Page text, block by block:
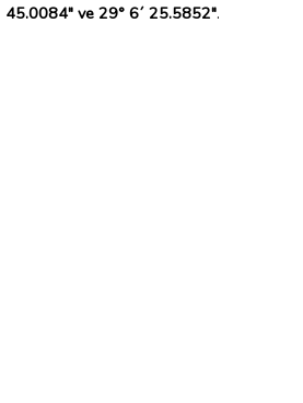
45.0084" ve 29° 6´ 25.5852".